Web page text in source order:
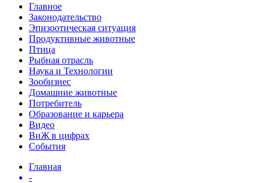
Главное
Законодательство
Эпизоотическая ситуация
Продуктивные животные
Птица
Рыбная отрасль
Наука и Технологии
Зообизнес
Домашние животные
Потребитель
Образование и карьера
Видео
ВиЖ в цифрах
События
Главная
-